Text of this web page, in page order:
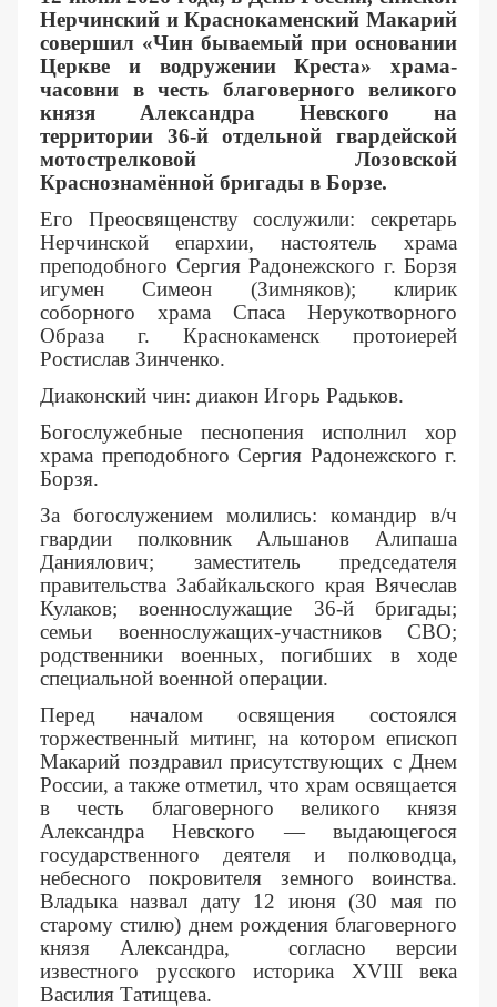
Нерчинский и Краснокаменский Макарий
совершил «Чин бываемый при основании
Церкве и водружении Креста» храма-
часовни в честь благоверного великого
князя Александра Невского на
территории 36-й отдельной гвардейской
мотострелковой Лозовской
Краснознамённой бригады в Борзе.
Его Преосвященству сослужили: секретарь
Нерчинской епархии, настоятель храма
преподобного Сергия Радонежского г. Борзя
игумен Симеон (Зимняков); клирик
соборного храма Спаса Нерукотворного
Образа г. Краснокаменск протоиерей
Ростислав Зинченко.
Диаконский чин: диакон Игорь Радьков.
Богослужебные песнопения исполнил хор
храма преподобного Сергия Радонежского г.
Борзя.
За богослужением молились: командир в/ч
гвардии полковник Альшанов Алипаша
Даниялович; заместитель председателя
правительства Забайкальского края Вячеслав
Кулаков; военнослужащие 36-й бригады;
семьи военнослужащих-участников СВО;
родственники военных, погибших в ходе
специальной военной операции.
Перед началом освящения состоялся
торжественный митинг, на котором епископ
Макарий поздравил присутствующих с Днем
России, а также отметил, что храм освящается
в честь благоверного великого князя
Александра Невского — выдающегося
государственного деятеля и полководца,
небесного покровителя земного воинства.
Владыка назвал дату 12 июня (30 мая по
старому стилю) днем рождения благоверного
князя Александра,
согласно версии
известного русского историка XVIII века
Василия Татищева.